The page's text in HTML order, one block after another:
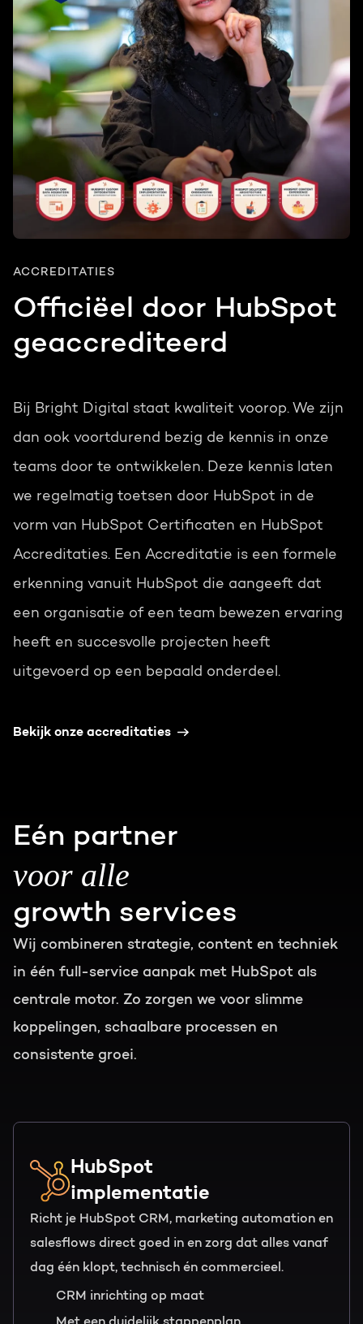
ACCREDITATIES
Officiëel door HubSpot
geaccrediteerd
Bij Bright Digital staat kwaliteit voorop. We zijn
dan ook voortdurend bezig de kennis in onze
teams door te ontwikkelen. Deze kennis laten
we regelmatig toetsen door HubSpot in de
vorm van HubSpot Certificaten en HubSpot
Accreditaties. Een Accreditatie is een formele
erkenning vanuit HubSpot die aangeeft dat
een organisatie of een team bewezen ervaring
heeft en succesvolle projecten heeft
uitgevoerd op een bepaald onderdeel.
Bekijk onze accreditaties
Eén partner
voor alle
growth services
Wij combineren strategie, content en techniek
in één full-service aanpak met HubSpot als
centrale motor. Zo zorgen we voor slimme
koppelingen, schaalbare processen en
consistente groei.
HubSpot
implementatie
Richt je HubSpot CRM, marketing automation en
salesflows direct goed in en zorg dat alles vanaf
dag één klopt, technisch én commercieel.
CRM inrichting op maat